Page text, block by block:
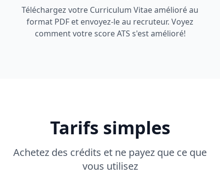
Téléchargez votre Curriculum Vitae amélioré au
format PDF et envoyez-le au recruteur. Voyez
comment votre score ATS s'est amélioré!
Tarifs simples
Achetez des crédits et ne payez que ce que
vous utilisez